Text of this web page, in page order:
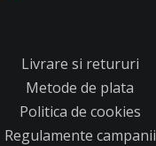
Livrare si retururi
Metode de plata
Politica de cookies
Regulamente campanii